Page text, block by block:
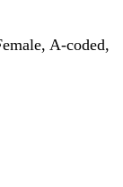
A-coded,